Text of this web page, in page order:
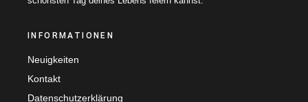
INFORMATIONEN
Neuigkeiten
Kontakt
Datenschutzerklärung